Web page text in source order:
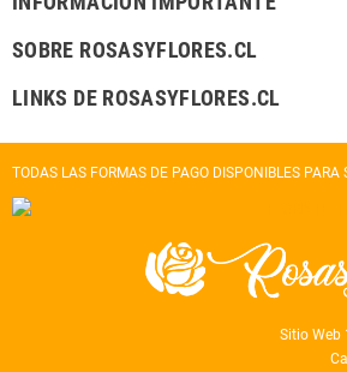
SOBRE ROSASYFLORES.CL
LINKS DE ROSASYFLORES.CL
TODAS LAS FORMAS DE PAGO DISPONIBLES PARA
Sitio Web